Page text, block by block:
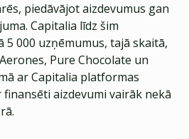
piedāvājot aizdevumus gan
Capitalia līdz šim
5 000 uzņēmumus, tajā skaitā,
Pure Chocolate un
ar Capitalia platformas
aizdevumi vairāk nekā